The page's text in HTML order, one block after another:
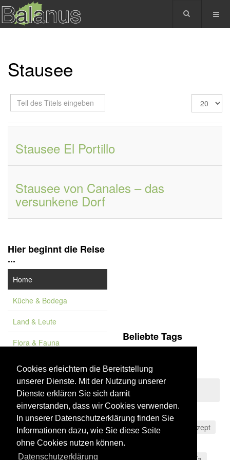
Cookies erleichtern die Bereitstellung
unserer Dienste. Mit der Nutzung unserer
Dienste erklären Sie sich damit
einverstanden, dass wir Cookies verwenden.
In unserer Datenschutzerklärung finden Sie
Informationen dazu, wie Sie diese Seite
ohne Cookies nutzen können.
Datenschutzerklärung
Stausee
Teil
des
Anzeige
#
Stausee El Portillo
Stausee von Canales – das
versunkene Dorf
Hier beginnt die Reise
...
Home
Küche & Bodega
Land & Leute
Flora & Fauna
Feature
Vademekum
Beliebte Tags
Sierras Subbéticas
Sierras de Tejeda,
Almijara y Alhama
Córdoba
Sierra Morena
Rezept